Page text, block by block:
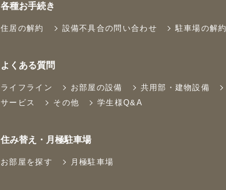
各種お手続き
住居の解約 設備不具合の問い合わせ 駐車場の解約
よくある質問
ライフライン お部屋の設備 共用部・建物設備
サービス
その他 学生様Q&A
住み替え・月極駐車場
お部屋を探す 月極駐車場